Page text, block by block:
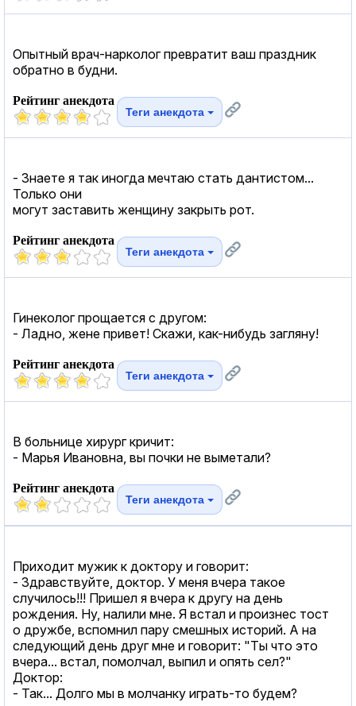
Опытный врач-нарколог превратит ваш праздник
обратно в будни.
Рейтинг анекдота
Теги анекдота
- Знаете я так иногда мечтаю стать дантистом...
Только они
могут заставить женщину закрыть рот.
Рейтинг анекдота
Теги анекдота
Гинеколог прощается с другом:
- Ладно, жене привет! Скажи, как-нибудь загляну!
Рейтинг анекдота
Теги анекдота
В больнице хирург кричит:
- Марья Ивановна, вы почки не выметали?
Рейтинг анекдота
Теги анекдота
Приходит мужик к доктору и говорит:
- Здравствуйте, доктор. У меня вчера такое
случилось!!! Пришeл я вчера к другу на день
рождения. Ну, налили мне. Я встал и произнес тост
о дружбе, вспомнил пару смешных историй. А на
следующий день друг мне и говорит: "Ты что это
вчера... встал, помолчал, выпил и опять сел?"
Доктор:
- Так... Долго мы в молчанку играть-то будем?